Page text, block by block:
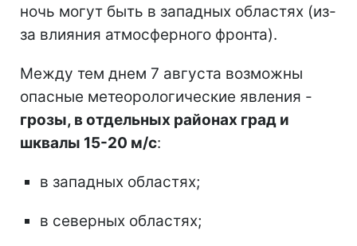
ночь могут быть в западных областях (из-
за влияния атмосферного фронта).
Между тем днем 7 августа возможны
опасные метеорологические явления -
грозы, в отдельных районах град и
шквалы 15-20 м/с:
в западных областях;
в северных областях;